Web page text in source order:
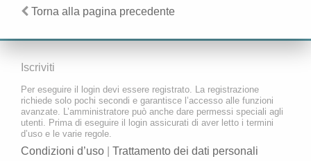
Torna alla pagina precedente
Iscriviti
Per eseguire il login devi essere registrato. La registrazione
richiede solo pochi secondi e garantisce l’accesso alle funzioni
avanzate. L’amministratore può anche dare permessi speciali agli
utenti. Prima di eseguire il login assicurati di aver letto i termini
d’uso e le varie regole.
Condizioni d’uso Trattamento dei dati personali